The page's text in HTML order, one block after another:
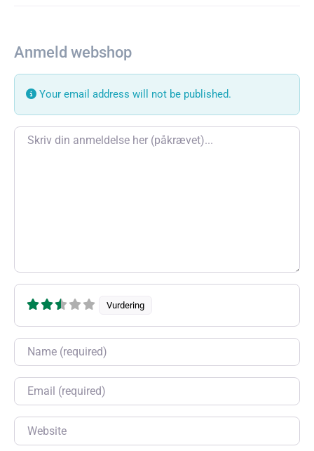
Anmeld webshop
Your email address will not be published.
Review text
Vurdering
Name
Email
Website